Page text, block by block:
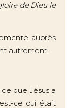
de Dieu le
auprès
autrement...
ce que Jésus a
ce qui était